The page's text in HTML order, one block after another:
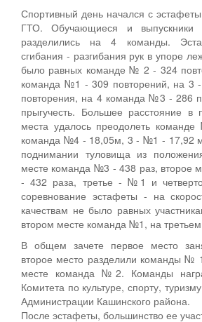
Спортивный день начался с
ГТО. Обучающиеся и
разделились на 4 команды.
сгибания - разгибания рук в упоре
было равных команде № 2 - 324
команда №1 - 309 повторений, на
повторения, на 4 команда №3 - 286
прыгучесть. Большее расстояние
места удалось преодолеть
команда №4 - 18,05м, 3 - №1 - 17,92
поднимании туловища из
месте команда №3 - 438 раз, второе
- 432 раза, третье - №1 и
соревнование эстафеты - на
качествам не было равных
втором месте команда №1, на
В общем зачете первое место
второе место разделили команды
месте команда №2. Команды
Комитета по культуре, спорту,
Администрации Кашинского района.
После эстафеты, большинство ее